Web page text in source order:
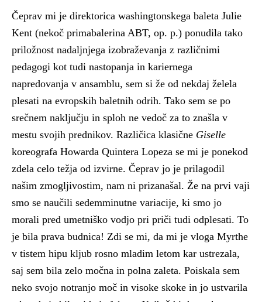
Čeprav mi je direktorica washingtonskega baleta Julie
Kent (nekoč primabalerina ABT, op. p.) ponudila tako
priložnost nadaljnjega izobraževanja z različnimi
pedagogi kot tudi nastopanja in kariernega
napredovanja v ansamblu, sem si že od nekdaj želela
plesati na evropskih baletnih odrih. Tako sem se po
srečnem naključju in sploh ne vedoč za to znašla v
mestu svojih prednikov. Različica klasične Giselle
koreografa Howarda Quintera Lopeza se mi je ponekod
zdela celo težja od izvirne. Čeprav jo je prilagodil
našim zmogljivostim, nam ni prizanašal. Že na prvi vaji
smo se naučili sedemminutne variacije, ki smo jo
morali pred umetniško vodjo pri priči tudi odplesati. To
je bila prava budnica! Zdi se mi, da mi je vloga Myrthe
v tistem hipu kljub rosno mladim letom kar ustrezala,
saj sem bila zelo močna in polna zaleta. Poiskala sem
neko svojo notranjo moč in visoke skoke in jo ustvarila